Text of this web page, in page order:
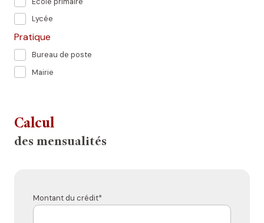
Lycée
Pratique
Bureau de poste
Mairie
Calcul
des mensualités
Montant du crédit*